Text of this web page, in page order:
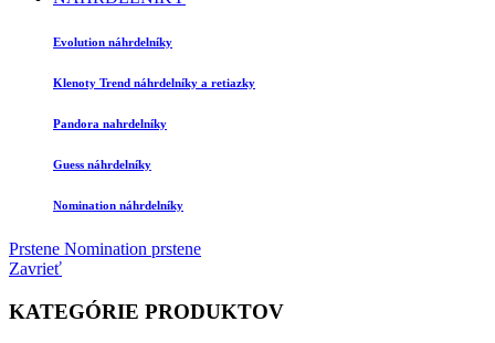
Evolution náhrdelníky
Klenoty Trend náhrdelníky a retiazky
Pandora nahrdelníky
Guess náhrdelníky
Nomination náhrdelníky
Prstene Nomination prstene
Zavrieť
KATEGÓRIE PRODUKTOV